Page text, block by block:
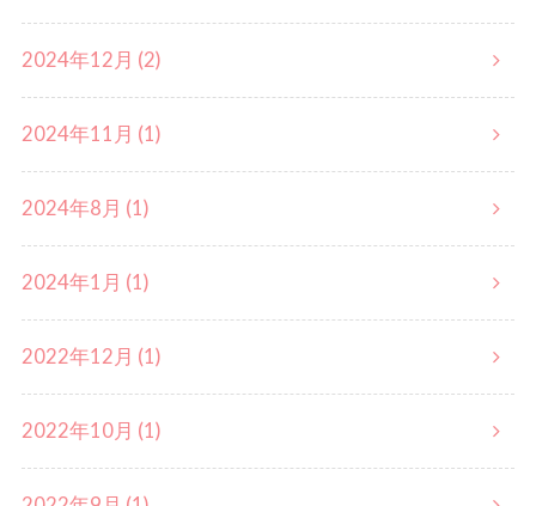
2024年12月 (2)
2024年11月 (1)
2024年8月 (1)
2024年1月 (1)
2022年12月 (1)
2022年10月 (1)